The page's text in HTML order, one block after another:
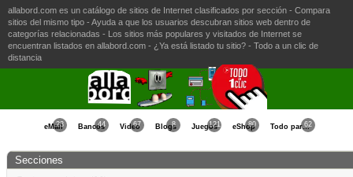
allabord.com es un catálogo de sitios de Internet clasificados por sección - Compara
sitios del mismo tipo - Ayuda a que los usuarios descubran sitios web dentro de
categorías relacionadas - Los sitios más populares y visitados de Internet se
encuentran listados en allabord.com - ¿Ya está listado tu sitio? - Todo a un clic de
distancia
eMail
23 Bancos
44 Video
67 Blogs
8 Juegos
121 eShop
80 Todo para la Mujer
62
Secciones